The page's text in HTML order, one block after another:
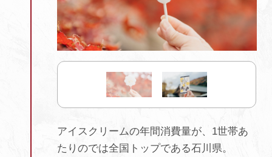
アイスクリームの年間消費量が、1世帯あ
たりのでは全国トップである石川県。